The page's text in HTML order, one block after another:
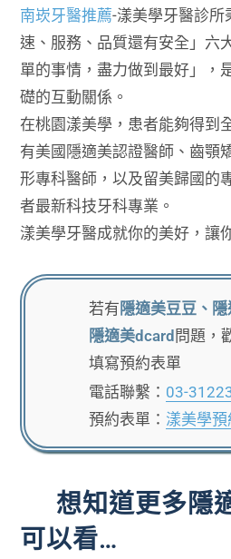
南崁牙醫推薦-漾美學牙醫診所
速、服務、品質還有安全」六
單的事情，盡力做到最好」，
礎的互動關係。
在桃園漾美學，患者能夠得到
有美國隱適美認證醫師、齒顎
形專科醫師，以及留美歸國的
者最新科技牙科專業。
漾美學牙醫成就你的美好，讓
若有 隱適美豆豆、
隱適美dcard 問題，
填寫預約表單
電話聯繫： 03-
預約表單： 漾美學
想知道更多隱
可以看…